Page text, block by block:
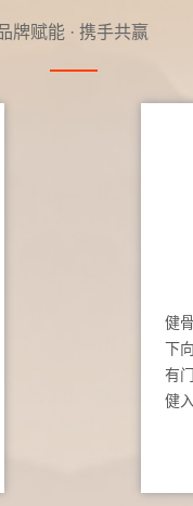
牌赋能 · 携手共赢
健
下
有
健